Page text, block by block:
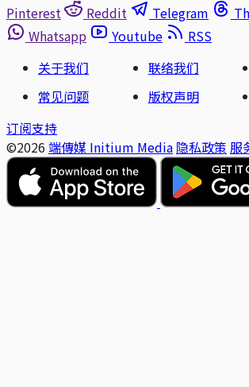
Pinterest
Reddit Telegram
Whatsapp
Youtube
RSS
关于我们
联络我们
常见问题
版权声明
订阅支持
©2026 端傳媒 Initium Media 隐私政策 服